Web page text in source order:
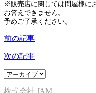
※販売店に関しては問屋様に
お答えできません。
予めご了承ください。
前の記事
次の記事
株式会社 JAM